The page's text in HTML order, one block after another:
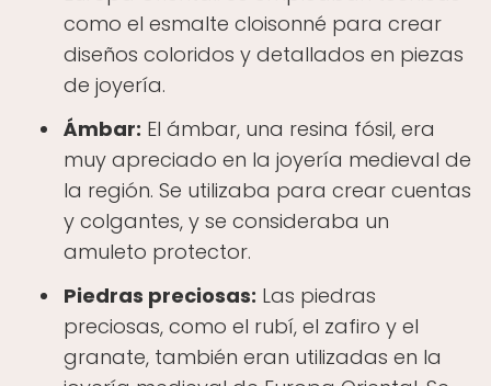
como el esmalte cloisonné para crear
diseños coloridos y detallados en piezas
de joyería.
Ámbar: El ámbar, una resina fósil, era
muy apreciado en la joyería medieval de
la región. Se utilizaba para crear cuentas
y colgantes, y se consideraba un
amuleto protector.
Piedras preciosas: Las piedras
preciosas, como el rubí, el zafiro y el
granate, también eran utilizadas en la